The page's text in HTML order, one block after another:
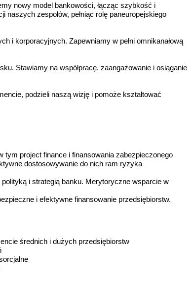
nowy model bankowości, łącząc szybkość i
zespołów, pełniąc rolę paneuropejskiego
i korporacyjnych. Zapewniamy w pełni omnikanałową
Stawiamy na współpracę, zaangażowanie i osiąganie
podzieli naszą wizję i pomoże kształtować
project finance i finansowania zabezpieczonego
dostosowywanie do nich ram ryzyka
i strategią banku. Merytoryczne wsparcie w
i efektywne finansowanie przedsiębiorstw.
średnich i dużych przedsiębiorstw